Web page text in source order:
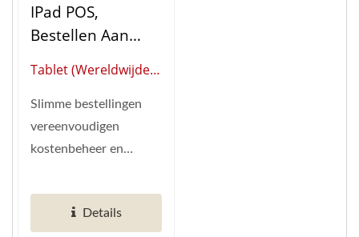
IPad POS,
Bestellen Aan
(Tafelbestelsystee
M)
Tablet (Wereldwijde
Restaurantautomatisering)
Slimme bestellingen
vereenvoudigen
kostenbeheer en
controle over
marketinggegevens...
Details